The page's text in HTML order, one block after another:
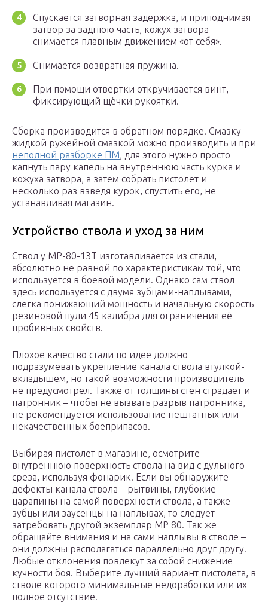
Спускается затворная задержка, и приподнимая
затвор за заднюю часть, кожух затвора
снимается плавным движением «от себя».
Снимается возвратная пружина.
При помощи отвертки откручивается винт,
фиксирующий щёчки рукоятки.
Сборка производится в обратном порядке. Смазку
жидкой ружейной смазкой можно производить и при
неполной разборке ПМ, для этого нужно просто
капнуть пару капель на внутреннюю часть курка и
кожуха затвора, а затем собрать пистолет и
несколько раз взведя курок, спустить его, не
устанавливая магазин.
Устройство ствола и уход за ним
Ствол у МР-80-13Т изготавливается из стали,
абсолютно не равной по характеристикам той, что
используется в боевой модели. Однако сам ствол
здесь используется с двумя зубцами-наплывами,
слегка понижающий мощность и начальную скорость
резиновой пули 45 калибра для ограничения её
пробивных свойств.
Плохое качество стали по идее должно
подразумевать укрепление канала ствола втулкой-
вкладышем, но такой возможности производитель
не предусмотрел. Также от толщины стен страдает и
патронник – чтобы не вызвать разрыв патронника,
не рекомендуется использование нештатных или
некачественных боеприпасов.
Выбирая пистолет в магазине, осмотрите
внутреннюю поверхность ствола на вид с дульного
среза, используя фонарик. Если вы обнаружите
дефекты канала ствола – рытвины, глубокие
царапины на самой поверхности ствола, а также
зубцы или заусенцы на наплывах, то следует
затребовать другой экземпляр МР 80. Так же
обращайте внимания и на сами наплывы в стволе –
они должны располагаться параллельно друг другу.
Любые отклонения повлекут за собой снижение
кучности боя. Выберите лучший вариант пистолета, в
стволе которого минимальные недоработки или их
полное отсутствие.